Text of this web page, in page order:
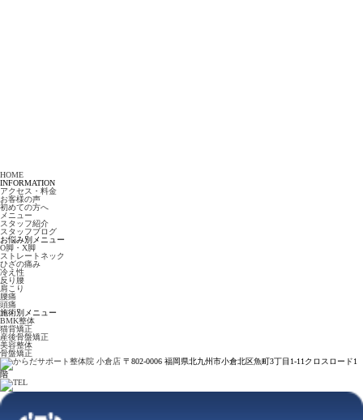
HOME
INFORMATION
アクセス・料金
お客様の声
初めての方へ
メニュー
スタッフ紹介
スタッフブログ
お悩み別メニュー
O脚・X脚
ストレートネック
ひざの痛み
冷え性
反り腰
肩こり
腰痛
頭痛
施術別メニュー
BMK整体
猫背矯正
産後骨盤矯正
美容整体
骨盤矯正
〒802-0006 福岡県北九州市小倉北区魚町3丁目1-11クロスロード1
階